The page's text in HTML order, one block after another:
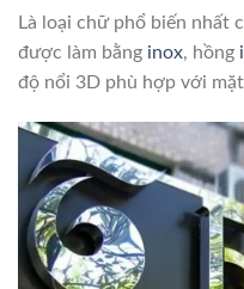
Là loại chữ phổ biến nhất
được làm bằng inox, hồng
độ nổi 3D phù hợp với